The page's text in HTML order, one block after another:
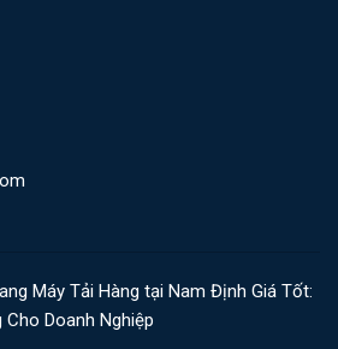
Máy Tải Hàng tại Nam Định Giá Tốt:
Cho Doanh Nghiệp